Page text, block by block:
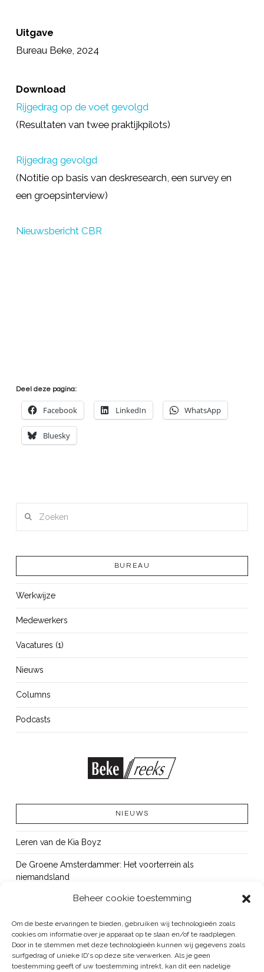
Beheer cookie toestemming
Om de beste ervaringen te bieden, gebruiken wij technologieën zoals
cookies om informatie over je apparaat op te slaan en/of te raadplegen.
Door in te stemmen met deze technologieën kunnen wij gegevens zoals
surfgedrag of unieke ID's op deze site verwerken. Als je geen
toestemming geeft of uw toestemming intrekt, kan dit een nadelige
Uitgave
Bureau Beke, 2024
Download
Rijgedrag op de voet gevolgd
(Resultaten van twee praktijkpilots)
Rijgedrag gevolgd
(Notitie op basis van deskresearch, een survey en
een groepsinterview)
Nieuwsbericht CBR
Deel deze pagina:
Facebook LinkedIn WhatsApp
Bluesky
BUREAU
Werkwijze
Medewerkers
Vacatures (1)
Nieuws
Columns
Podcasts
NIEUWS
Leren van de Kia Boyz
De Groene Amsterdammer: Het voorterrein als
niemandsland
Cursus Wapens op school: signaleren, duiden en handelen
OUT!
Bureau Beke ontwikkelt jeugdmonitor Aruba